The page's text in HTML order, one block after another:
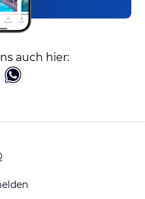
auch hier: